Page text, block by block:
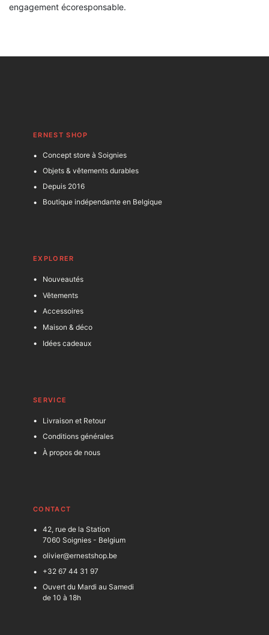
engagement écoresponsable.
ERNEST SHOP
Concept store à Soignies
Objets & vêtements durables
Depuis 2016
Boutique indépendante en Belgique
EXPLORER
Nouveautés
Vêtements
Accessoires
Maison & déco
Idées cadeaux
SERVICE
Livraison et Retour
Conditions générales
À propos de nous
CONTACT
42, rue de la Station
7060 Soignies - Belgium
olivier@ernestshop.be
+32 67 44 31 97
Ouvert du Mardi au Samedi
de 10 à 18h